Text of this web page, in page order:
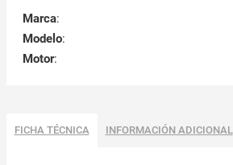
Marca:
Modelo:
Motor:
FICHA TÉCNICA INFORMACIÓN ADICIONAL